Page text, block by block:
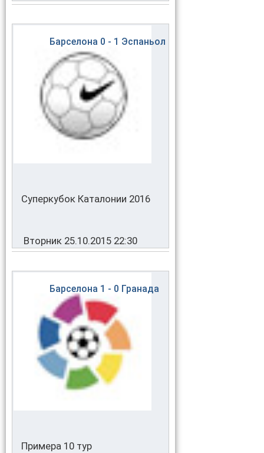
Суперкубок Каталонии 2016
Вторник 25.10.2015 22:30
Барселона 0 - 1 Эспаньол
Примера 10 тур
Барселона 1 - 0 Гранада